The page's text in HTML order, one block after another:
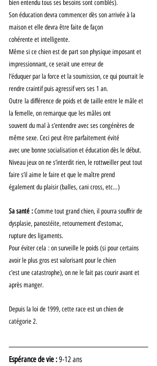
bien entendu tous ses besoins sont comblés).
Son éducation devra commencer dès son arrivée à la
maison et elle devra être faite de façon
cohérente et intelligente.
Même si ce chien est de part son physique imposant et
impressionnant, ce serait une erreur de
l’éduquer par la force et la soumission, ce qui pourrait le
rendre craintif puis agressif vers ses 1 an.
Outre la différence de poids et de taille entre le mâle et
la femelle, on remarque que les mâles ont
souvent du mal à s’entendre avec ses congénères de
même sexe. Ceci peut être parfaitement évité
avec une bonne socialisation et éducation dès le début.
Niveau jeux on ne s’interdit rien, le rottweiller peut tout
faire s’il aime le faire et que le maître prend
également du plaisir (balles, cani cross, etc…)
Sa santé : Comme tout grand chien, il pourra souffrir de
dysplasie, panostéite, retournement d’estomac,
rupture des ligaments.
Pour éviter cela : on surveille le poids (si pour certains
avoir le plus gros est valorisant pour le chien
c’est une catastrophe), on ne le fait pas courir avant et
après manger.
Depuis la loi de 1999, cette race est un chien de
catégorie 2.
Espérance de vie : 9-12 ans